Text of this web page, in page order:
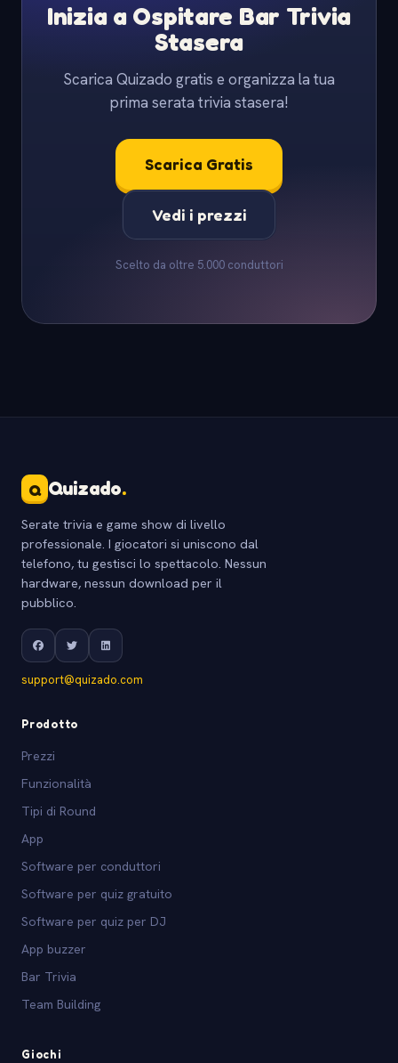
Inizia a Ospitare Bar Trivia
Stasera
Scarica Quizado gratis e organizza la tua
prima serata trivia stasera!
Scarica Gratis
Vedi i prezzi
Scelto da oltre 5.000 conduttori
Q Quizado.
Serate trivia e game show di livello
professionale. I giocatori si uniscono dal
telefono, tu gestisci lo spettacolo. Nessun
hardware, nessun download per il
pubblico.
support@quizado.com
Prodotto
Prezzi
Funzionalità
Tipi di Round
App
Software per conduttori
Software per quiz gratuito
Software per quiz per DJ
App buzzer
Bar Trivia
Team Building
Giochi